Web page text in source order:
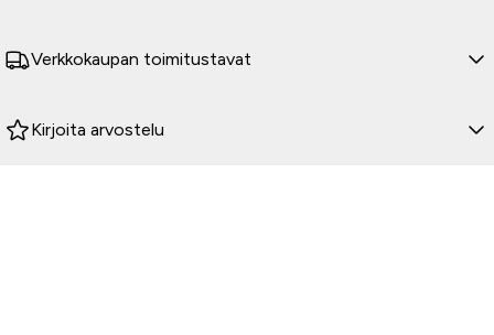
Verkkokaupan toimitustavat
Kirjoita arvostelu